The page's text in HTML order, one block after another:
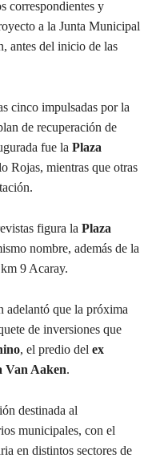
correspondientes y
a la Junta Municipal
antes del inicio de las
cinco impulsadas por la
de recuperación de
fue la Plaza
Rojas, mientras que otras
figura la Plaza
nombre, además de la
9 Acaray.
adelantó que la próxima
de inversiones que
, el predio del ex
Van Aaken.
destinada al
municipales, con el
en distintos sectores de